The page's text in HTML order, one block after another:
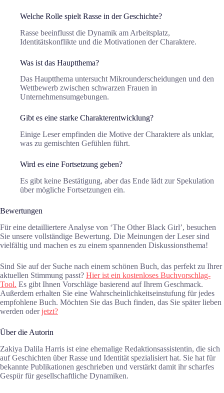
Welche Rolle spielt Rasse in der Geschichte?
Rasse beeinflusst die Dynamik am Arbeitsplatz,
Identitätskonflikte und die Motivationen der Charaktere.
Was ist das Hauptthema?
Das Hauptthema untersucht Mikrounderscheidungen und den
Wettbewerb zwischen schwarzen Frauen in
Unternehmensumgebungen.
Gibt es eine starke Charakterentwicklung?
Einige Leser empfinden die Motive der Charaktere als unklar,
was zu gemischten Gefühlen führt.
Wird es eine Fortsetzung geben?
Es gibt keine Bestätigung, aber das Ende lädt zur Spekulation
über mögliche Fortsetzungen ein.
Bewertungen
Für eine detailliertere Analyse von ‘The Other Black Girl’, besuchen
Sie unsere vollständige Bewertung. Die Meinungen der Leser sind
vielfältig und machen es zu einem spannenden Diskussionsthema!
Sind Sie auf der Suche nach einem schönen Buch, das perfekt zu Ihrer
aktuellen Stimmung passt? Hier ist ein kostenloses Buchvorschlag-
Tool. Es gibt Ihnen Vorschläge basierend auf Ihrem Geschmack.
Außerdem erhalten Sie eine Wahrscheinlichkeitseinstufung für jedes
empfohlene Buch. Möchten Sie das Buch finden, das Sie später lieben
werden oderjetzt?
Über die Autorin
Zakiya Dalila Harris ist eine ehemalige Redaktionsassistentin, die sich
auf Geschichten über Rasse und Identität spezialisiert hat. Sie hat für
bekannte Publikationen geschrieben und verstärkt damit ihr scharfes
Gespür für gesellschaftliche Dynamiken.